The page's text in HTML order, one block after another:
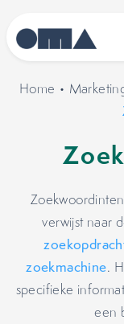
Home •
verwijst naar
zoekmachine.
specifieke
een